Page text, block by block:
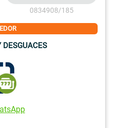
0834908/185
DESGUACES